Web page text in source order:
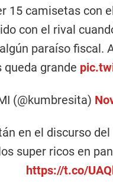
15 camisetas con
con el rival
paraíso fiscal.
queda grande
(@kumbresita)
en el discurso
super ricos en
https://t.co/